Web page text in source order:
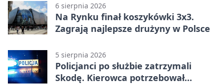
6 sierpnia 2026
Na Rynku finał koszykówki 3x3.
Zagrają najlepsze drużyny w Polsce
5 sierpnia 2026
Policjanci po służbie zatrzymali
Skodę. Kierowca potrzebował